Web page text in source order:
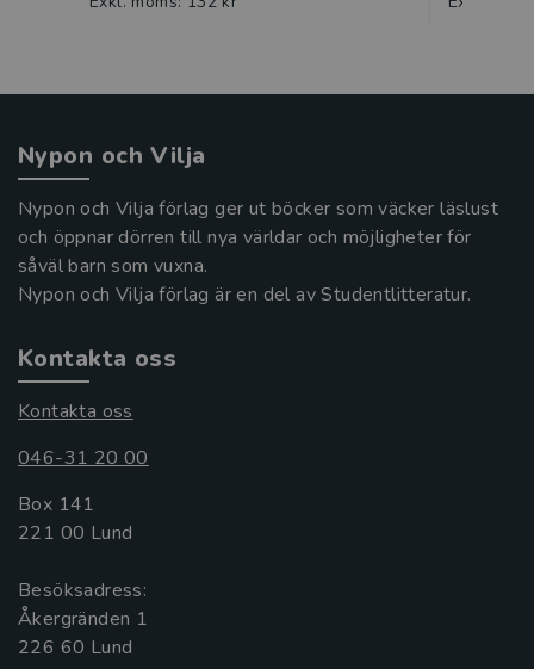
Nypon och Vilja
Nypon och Vilja förlag ger ut böcker som väcker läslust
och öppnar dörren till nya världar och möjligheter för
såväl barn som vuxna.
Nypon och Vilja förlag är en del av Studentlitteratur.
Kontakta oss
Kontakta oss
046-31 20 00
Box 141
221 00 Lund
Besöksadress:
Åkergränden 1